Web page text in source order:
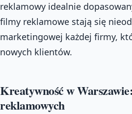
reklamowy idealnie
filmy reklamowe stają się
marketingowej każdej firmy,
nowych klientów.
Kreatywność w
reklamowych